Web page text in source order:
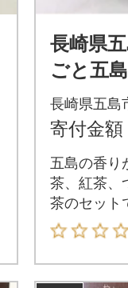
長崎県
ごと五
ト
長崎県五島
寄付金額
五島の香り
茶、紅茶、
茶のセット